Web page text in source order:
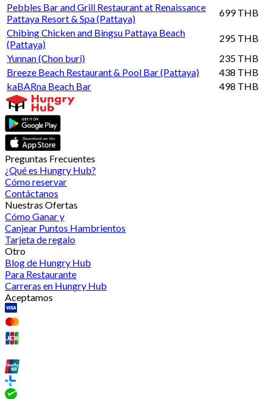
Pebbles Bar and Grill Restaurant at Renaissance
Pattaya Resort & Spa (Pattaya)
699 THB
Chibing Chicken and Bingsu Pattaya Beach
(Pattaya)
295 THB
Yunnan (Chon buri)
235 THB
Breeze Beach Restaurant & Pool Bar (Pattaya)
438 THB
kaBARna Beach Bar
498 THB
Preguntas Frecuentes
¿Qué es Hungry Hub?
Cómo reservar
Contáctanos
Nuestras Ofertas
Cómo Ganar y
Canjear Puntos Hambrientos
Tarjeta de regalo
Otro
Blog de Hungry Hub
Para Restaurante
Carreras en Hungry Hub
Aceptamos